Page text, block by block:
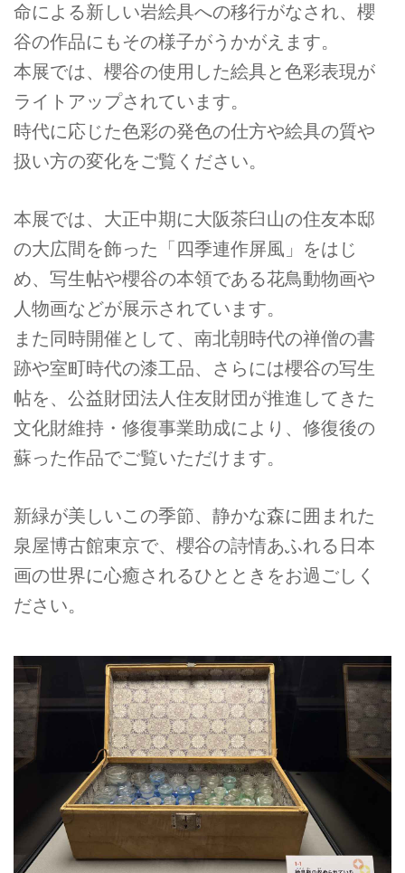
命による新しい岩絵具への移行がなされ、櫻
谷の作品にもその様子がうかがえます。
本展では、櫻谷の使用した絵具と色彩表現が
ライトアップされています。
時代に応じた色彩の発色の仕方や絵具の質や
扱い方の変化をご覧ください。
本展では、大正中期に大阪茶臼山の住友本邸
の大広間を飾った「四季連作屏風」をはじ
め、写生帖や櫻谷の本領である花鳥動物画や
人物画などが展示されています。
また同時開催として、南北朝時代の禅僧の書
跡や室町時代の漆工品、さらには櫻谷の写生
帖を、公益財団法人住友財団が推進してきた
文化財維持・修復事業助成により、修復後の
蘇った作品でご覧いただけます。
新緑が美しいこの季節、静かな森に囲まれた
泉屋博古館東京で、櫻谷の詩情あふれる日本
画の世界に心癒されるひとときをお過ごしく
ださい。